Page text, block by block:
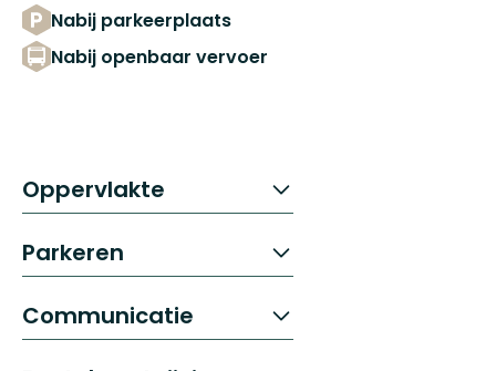
Nabij parkeerplaats
Nabij openbaar vervoer
Oppervlakte
Parkeren
Communicatie